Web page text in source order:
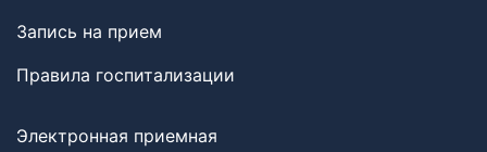
Запись на прием
Правила госпитализации
Электронная приемная